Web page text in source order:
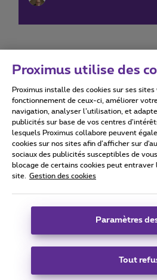
Conditions d'utilisation
Tous droits réservés. © 2026 Proximus
Conditions générales, info
Coordonnées de l’entreprise
Boulevard du Roi Albert II 27 - B-
Proximus utilise des
Proximus installe des cookies sur ses
fonctionnement de ceux-ci, améliorer
navigation, analyser l’utilisation, et
publicités sur base de vos centres
lesquels Proximus collabore peuvent
cookies sur nos sites afin d’afficher sur
sociaux des publicités susceptibles de
blocage de certains cookies peut
site.
Gestion des cookies
Paramètres
Tout